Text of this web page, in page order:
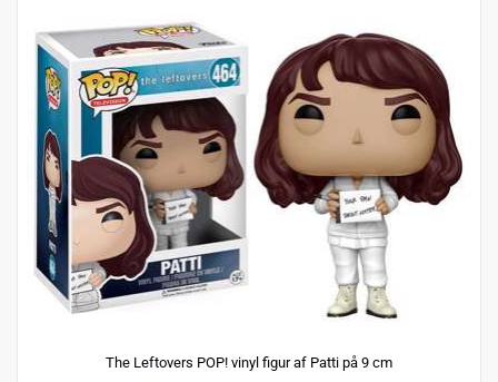
The Leftovers POP! vinyl figur af Patti på 9 cm